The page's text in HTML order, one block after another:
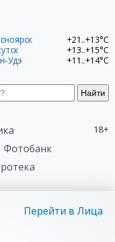
Найти
+21..+13°C
+13..+15°C
Удэ
+11..+14°C
18+
Фотобанк
Перейти в Лица